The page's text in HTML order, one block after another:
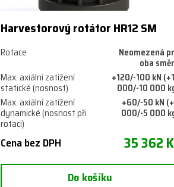
Harvestorový rotátor HR12 SM
Rotace Neomezená
oba
Max. axiální zatížení
statické (nosnost)
+120/-100 kN
000/-10 000
Max. axiální zatížení
dynamické (nosnost při
rotaci)
+60/-50 kN
000/-5 000
Cena bez DPH 35 362
Do košíku